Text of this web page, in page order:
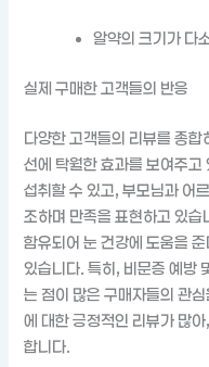
알약의 크기가 다
실제 구매한 고객들의 반응
다양한 고객들의 리뷰를 종
선에 탁월한 효과를 보여주고
섭취할 수 있고, 부모님과 어
조하며 만족을 표현하고 있습
함유되어 눈 건강에 도움을
있습니다. 특히, 비문증 예방
는 점이 많은 구매자들의 관
에 대한 긍정적인 리뷰가 많
합니다.